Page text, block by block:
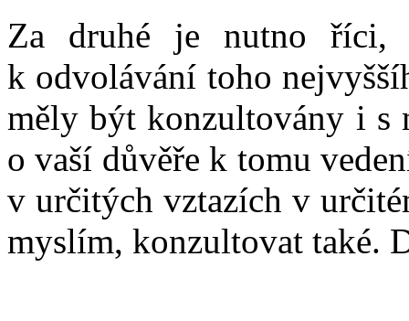
Za druhé je nutno říci,
k odvolávání toho
měly být konzultovány i s
o vaší důvěře k tomu
v určitých vztazích v
myslím, konzultovat také.